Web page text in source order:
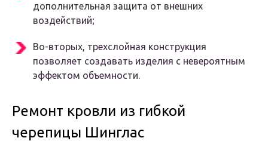
дополнительная защита от внешних
воздействий;
Во-вторых, трехслойная конструкция
позволяет создавать изделия с невероятным
эффектом объемности.
Ремонт кровли из гибкой
черепицы Шинглас